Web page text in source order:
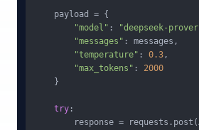
    payload = {
"model" : "deepseek-
"messages" : messages,
"temperature" : 0.3,
"max_tokens" : 2000
    }
try :
response =